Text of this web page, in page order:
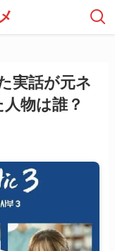
実話が元ネ
物は誰？